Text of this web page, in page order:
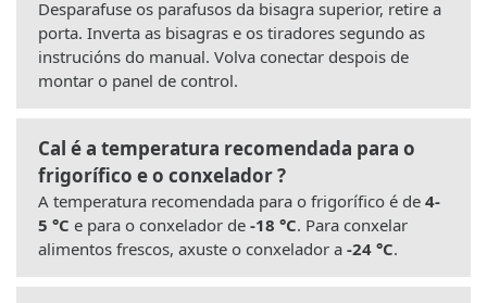
Desparafuse os parafusos da bisagra superior, retire a
porta. Inverta as bisagras e os tiradores segundo as
instrucións do manual. Volva conectar despois de
montar o panel de control.
Cal é a temperatura recomendada para o
frigorífico e o conxelador ?
A temperatura recomendada para o frigorífico é de 4-
5 °C e para o conxelador de -18 °C. Para conxelar
alimentos frescos, axuste o conxelador a -24 °C.